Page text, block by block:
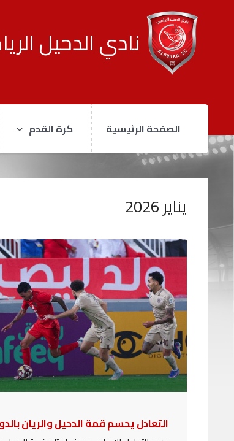
نادي الدحيل
الصفحة الرئيسية كرة القدم
يناير 2026
التعادل يحسم قمة الدحيل والريان